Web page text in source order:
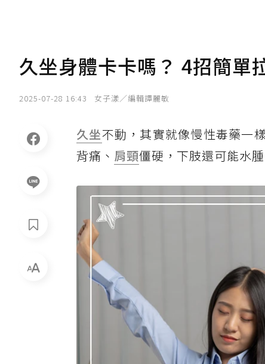
久坐身體卡卡嗎？ 4招簡單
2025-07-28 16:43 女子漾／編輯譚麗敏
久坐不動，其實就像慢性毒藥一
背痛、 肩頸僵硬，下肢還可能水